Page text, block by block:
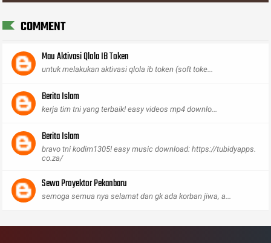
COMMENT
Mau Aktivasi Qlola IB Token
untuk melakukan aktivasi qlola ib token (soft toke...
Berita Islam
kerja tim tni yang terbaik! easy videos mp4 downlo...
Berita Islam
bravo tni kodim1305! easy music download: https://tubidyapps.
co.za/
Sewa Proyektor Pekanbaru
semoga semua nya selamat dan gk ada korban jiwa, a...